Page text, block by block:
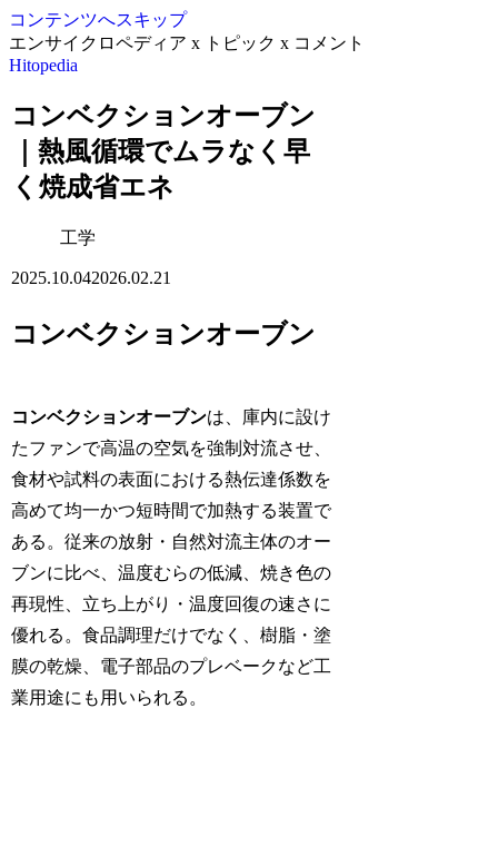
コンテンツへスキップ
エンサイクロペディア x トピック x コメント
Hitopedia
コンベクションオーブン
｜熱風循環でムラなく早
く焼成省エネ
工学
2025.10.042026.02.21
コンベクションオーブン
コンベクションオーブンは、庫内に設け
たファンで高温の空気を強制対流させ、
食材や試料の表面における熱伝達係数を
高めて均一かつ短時間で加熱する装置で
ある。従来の放射・自然対流主体のオー
ブンに比べ、温度むらの低減、焼き色の
再現性、立ち上がり・温度回復の速さに
優れる。食品調理だけでなく、樹脂・塗
膜の乾燥、電子部品のプレベークなど工
業用途にも用いられる。